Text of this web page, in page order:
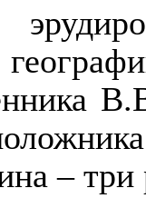
– три